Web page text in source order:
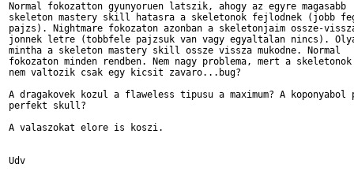
Normal fokozatton gyunyoruen latszik, ahogy az egyre magasabb
skeleton mastery skill hatasra a skeletonok fejlodnek (jobb
pajzs). Nightmare fokozaton azonban a skeletonjaim ossze-
jonnek letre (tobbfele pajzsuk van vagy egyaltalan nincs).
mintha a skeleton mastery skill ossze vissza mukodne. Normal
fokozaton minden rendben. Nem nagy problema, mert a
nem valtozik csak egy kicsit zavaro...bug?
A dragakovek kozul a flaweless tipusu a maximum? A
perfekt skull?
A valaszokat elore is koszi.
Udv